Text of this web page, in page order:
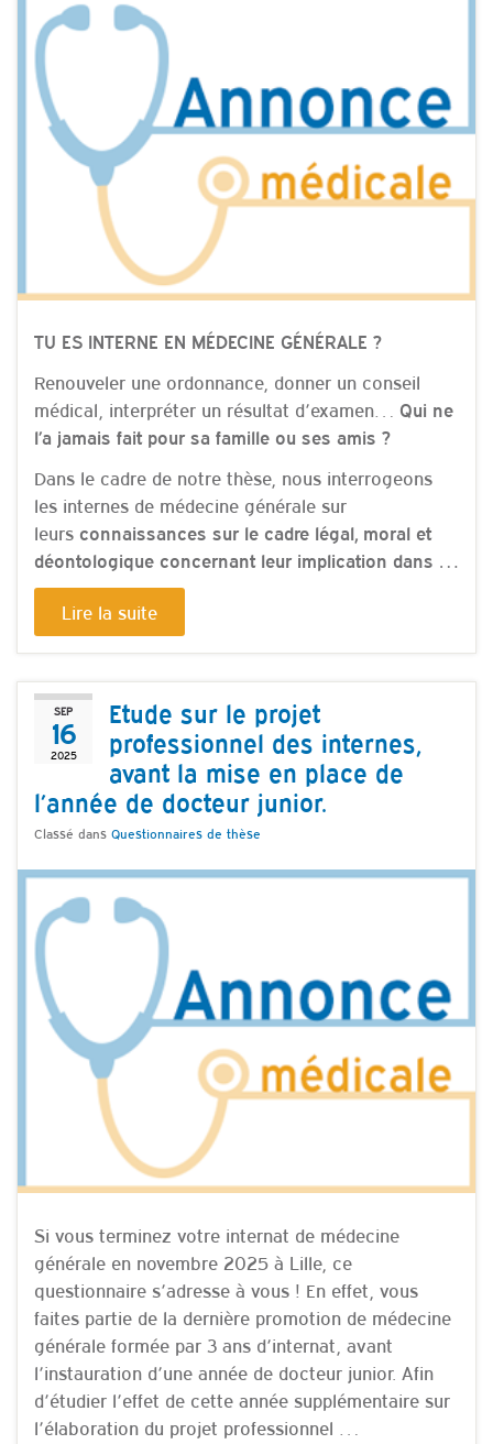
TU ES INTERNE EN MÉDECINE GÉNÉRALE ?
Renouveler une ordonnance, donner un conseil
médical, interpréter un résultat d’examen… Qui ne
l’a jamais fait pour sa famille ou ses amis ?
Dans le cadre de notre thèse, nous interrogeons
les internes de médecine générale sur
leurs connaissances sur le cadre légal, moral et
déontologique concernant leur implication dans …
Lire la suite
SEP
16
2025
Etude sur le projet
professionnel des internes,
avant la mise en place de
l’année de docteur junior.
Classé dans Questionnaires de thèse
Si vous terminez votre internat de médecine
générale en novembre 2025 à Lille, ce
questionnaire s’adresse à vous ! En effet, vous
faites partie de la dernière promotion de médecine
générale formée par 3 ans d’internat, avant
l’instauration d’une année de docteur junior. Afin
d’étudier l’effet de cette année supplémentaire sur
l’élaboration du projet professionnel …